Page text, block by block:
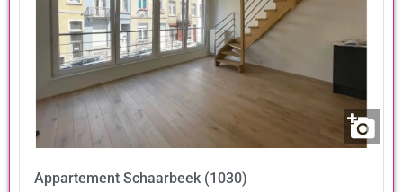
Appartement Schaarbeek (1030)